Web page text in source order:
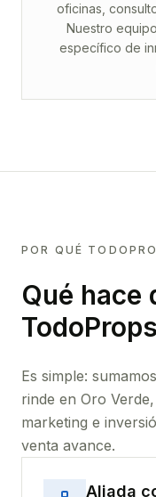
oficinas,
Nuestro
específico de
POR QUÉ
Qué hace
Es simple:
rinde en Oro
marketing e
venta avance.
Aliada